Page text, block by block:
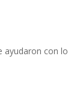
ayudaron con lo